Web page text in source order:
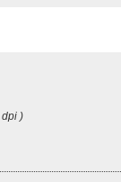
dpi )